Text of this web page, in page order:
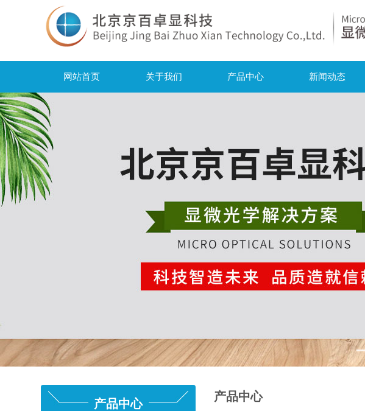
网站首页 关于我们 产品中心 新闻动态
产品中心
产品中心